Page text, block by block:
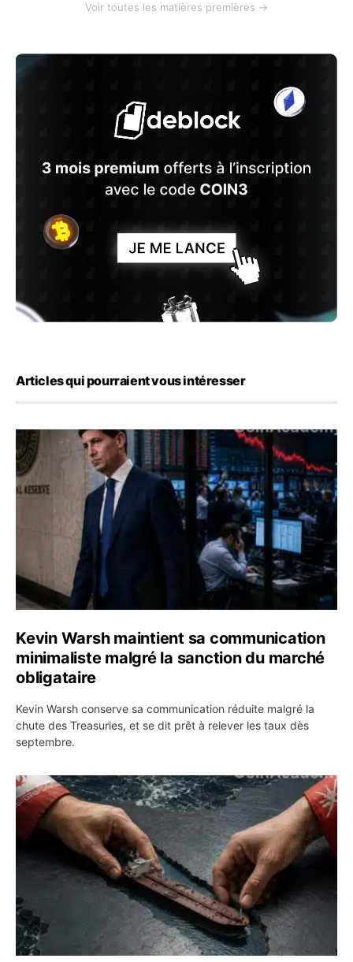
Voir toutes les matières premières →
Articles qui pourraient vous intéresser
Kevin Warsh maintient sa communication minimaliste
Kevin Warsh maintient sa communication
minimaliste malgré la sanction du marché
obligataire
Kevin Warsh conserve sa communication réduite malgré la
chute des Treasuries, et se dit prêt à relever les taux dès
septembre.
Ormuz : l’Iran annonce un accord avec Oman sur une